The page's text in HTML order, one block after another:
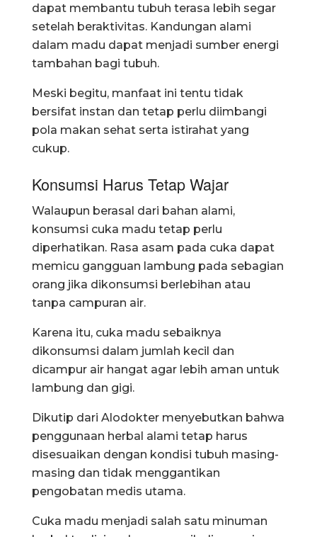
dapat membantu tubuh terasa lebih segar
setelah beraktivitas. Kandungan alami
dalam madu dapat menjadi sumber energi
tambahan bagi tubuh.
Meski begitu, manfaat ini tentu tidak
bersifat instan dan tetap perlu diimbangi
pola makan sehat serta istirahat yang
cukup.
Konsumsi Harus Tetap Wajar
Walaupun berasal dari bahan alami,
konsumsi cuka madu tetap perlu
diperhatikan. Rasa asam pada cuka dapat
memicu gangguan lambung pada sebagian
orang jika dikonsumsi berlebihan atau
tanpa campuran air.
Karena itu, cuka madu sebaiknya
dikonsumsi dalam jumlah kecil dan
dicampur air hangat agar lebih aman untuk
lambung dan gigi.
Dikutip dari Alodokter menyebutkan bahwa
penggunaan herbal alami tetap harus
disesuaikan dengan kondisi tubuh masing-
masing dan tidak menggantikan
pengobatan medis utama.
Cuka madu menjadi salah satu minuman